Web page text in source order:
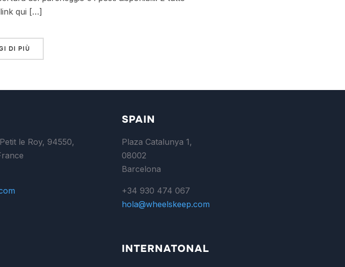
qui […]
DI PIÙ
le Roy, 94550,
SPAIN
Plaza Catalunya 1,
08002
Barcelona
+34 930 474 067
hola@wheelskeep.com
INTERNATONAL